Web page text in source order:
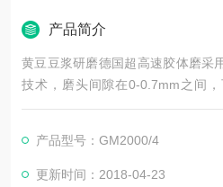
产品简介
黄豆豆浆研磨德国超高速胶体磨采
技术，磨头间隙在0-0.7mm之间，
节。德国胶体磨区别与国产廊坊与
m，是国产转速的4-5倍。SGN公司
工厂组装，这样在不降低设备品质
产品型号：GM2000/4
更新时间：2018-04-23